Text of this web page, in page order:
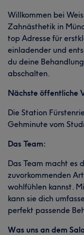
Willkommen bei
Zahnästhetik in
top Adresse für
einladender und
du deine
abschalten.
Nächste öffentliche
Die Station
Gehminute vom
Das Team:
Das Team macht es
zuvorkommenden
wohlfühlen kannst.
kann sie dich
perfekt passende
Was uns an dem